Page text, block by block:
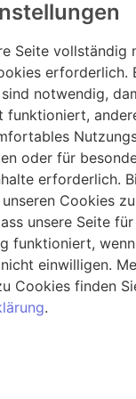
Seite vollständig
erforderlich.
notwendig,
funktioniert,
oder für
erforderlich.
Cookies
unsere Seite
funktioniert,
einwilligen.
Cookies finden
.